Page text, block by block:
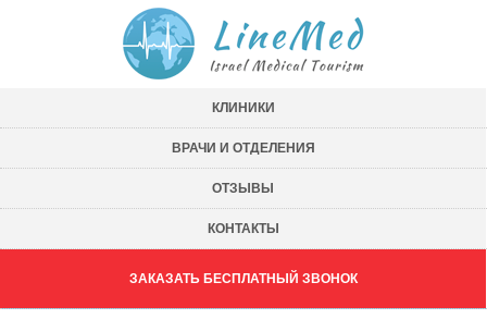
КЛИНИКИ
ВРАЧИ И ОТДЕЛЕНИЯ
ОТЗЫВЫ
КОНТАКТЫ
ЗАКАЗАТЬ БЕСПЛАТНЫЙ ЗВОНОК